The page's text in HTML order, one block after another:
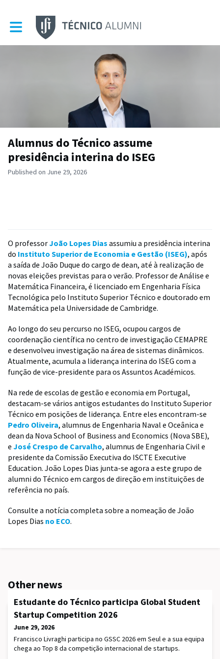
Toggle main navigation
Alumnus do Técnico assume
presidência interina do ISEG
Published on June 29, 2026
O professorJoão Lopes Dias assumiu a presidência interina
do Instituto Superior de Economia e Gestão (ISEG), após
a saída de João Duque do cargo de dean, até à realização de
novas eleições previstas para o verão. Professor de Análise e
Matemática Financeira, é licenciado em Engenharia Física
Tecnológica pelo Instituto Superior Técnico e doutorado em
Matemática pela Universidade de Cambridge.
Ao longo do seu percurso no ISEG, ocupou cargos de
coordenação científica no centro de investigação CEMAPRE
e desenvolveu investigação na área de sistemas dinâmicos.
Atualmente, acumula a liderança interina do ISEG com a
função de vice-presidente para os Assuntos Académicos.
Na rede de escolas de gestão e economia em Portugal,
destacam-se vários antigos estudantes do Instituto Superior
Técnico em posições de liderança. Entre eles encontram-se
Pedro Oliveira, alumnus de Engenharia Naval e Oceânica e
dean da Nova School of Business and Economics (Nova SBE),
e José Crespo de Carvalho, alumnus de Engenharia Civil e
presidente da Comissão Executiva do ISCTE Executive
Education. João Lopes Dias junta-se agora a este grupo de
alumni do Técnico em cargos de direção em instituições de
referência no país.
Consulte a notícia completa sobre a nomeação de João
Lopes Dias no ECO.
Other news
Estudante do Técnico participa Global Student
Startup Competition 2026
June 29, 2026
Francisco Livraghi participa no GSSC 2026 em Seul e a sua equipa
chega ao Top 8 da competição internacional de startups.